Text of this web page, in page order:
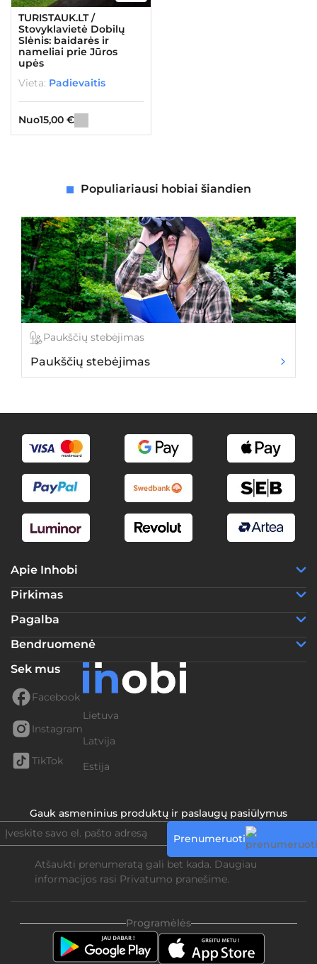
TURISTAUK.LT /
Stovyklavietė Dobilų
Slėnis: baidarės ir
nameliai prie Jūros
upės
Vieta: Padievaitis
Nuo15,00 €
Populiariausi hobiai šiandien
Paukščių stebėjimas
Paukščių stebėjimas
Apie Inhobi
Pirkimas
Pagalba
Bendruomenė
Sek mus
Facebook
Instagram
TikTok
Lietuva
Latvija
Estija
Gauk asmeninius produktų ir paslaugų pasiūlymus
Prenumeruoti
Atšaukti prenumeratą gali bet kada. Daugiau
informacijos rasi Privatumo pranešime.
Programėlės